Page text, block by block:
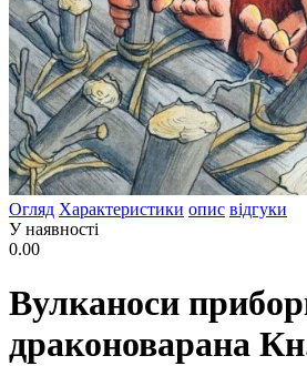
Огляд Характеристики опис відгуки
У наявності
0.00
Вулканоси
драконоварана